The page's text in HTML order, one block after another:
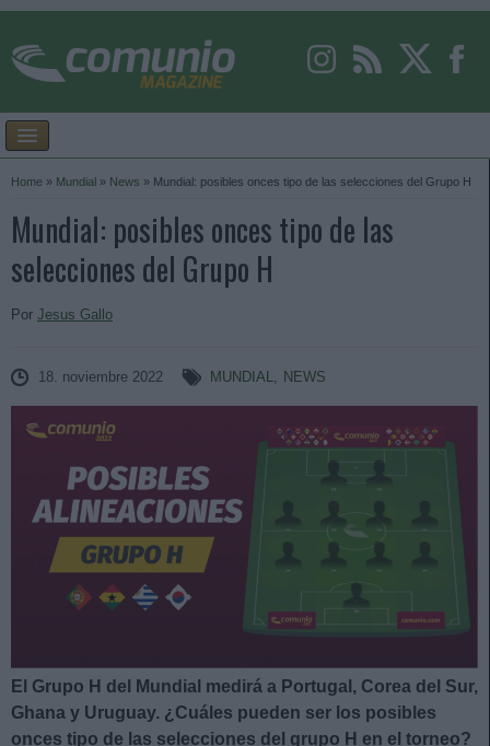
Home » Mundial » News » Mundial: posibles onces tipo de las selecciones del Grupo H
Mundial: posibles onces tipo de las
selecciones del Grupo H
Por Jesus Gallo
18. noviembre 2022 MUNDIAL, NEWS
El Grupo H del Mundial medirá a Portugal, Corea del Sur,
Ghana y Uruguay. ¿Cuáles pueden ser los posibles
onces tipo de las selecciones del grupo H en el torneo?